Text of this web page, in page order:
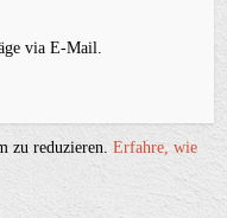
via E-Mail.
zu reduzieren.Erfahre, wie